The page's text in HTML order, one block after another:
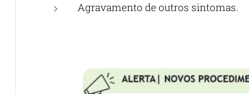
Agravamento de outros sintomas.